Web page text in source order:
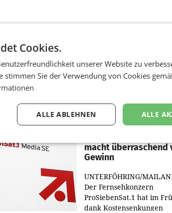
MARKETING & MEDIA
macht überraschend
Gewinn
UNTERFÖHRING/
Der Fernsehkonzern
ProSiebenSat.1 hat im
dank Kostensenkungen
Cookies.
unserer Website zu
stimmen Sie der Verwendung von Cookies
ALLE
ALLE ABLEHNEN